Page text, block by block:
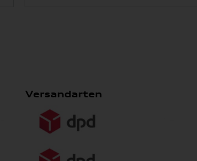
Versandarten